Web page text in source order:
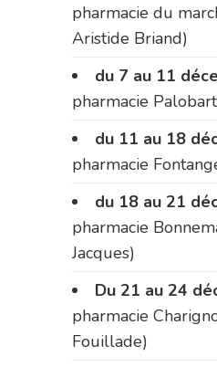
pharmacie du
Aristide Briand)
du 7 au 11
pharmacie
du 11 au 18
pharmacie
du 18 au 21
pharmacie
Jacques)
Du 21 au 24
pharmacie
Fouillade)